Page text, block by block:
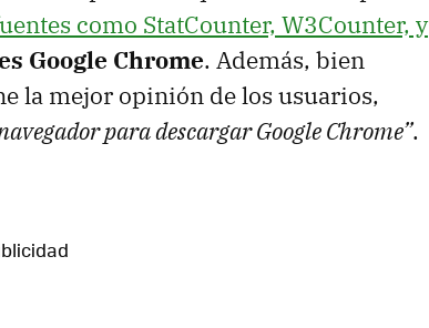
como StatCounter, W3Counter, y
Google Chrome. Además, bien
la mejor opinión de los usuarios,
para descargar Google Chrome”.